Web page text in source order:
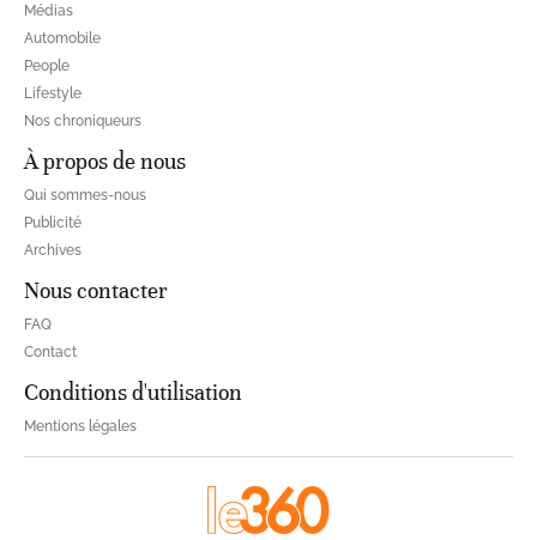
Médias
Automobile
People
Lifestyle
Nos chroniqueurs
À propos de nous
Qui sommes-nous
Publicité
Archives
Nous contacter
FAQ
Contact
Conditions d'utilisation
Mentions légales